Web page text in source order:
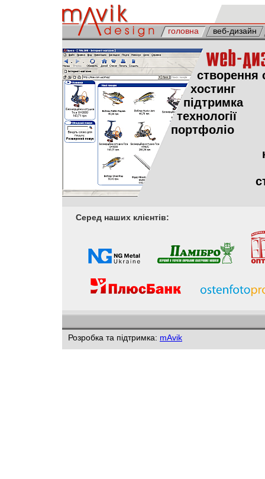
головна веб-дизайн
створення
хостинг
підтримка
технології
портфоліо
Серед наших клієнтів:
Розробка та підтримка: mAvik